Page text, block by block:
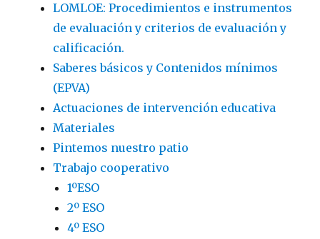
LOMLOE: Procedimientos e instrumentos
de evaluación y criterios de evaluación y
calificación.
Saberes básicos y Contenidos mínimos
(EPVA)
Actuaciones de intervención educativa
Materiales
Pintemos nuestro patio
Trabajo cooperativo
1ºESO
2º ESO
4º ESO